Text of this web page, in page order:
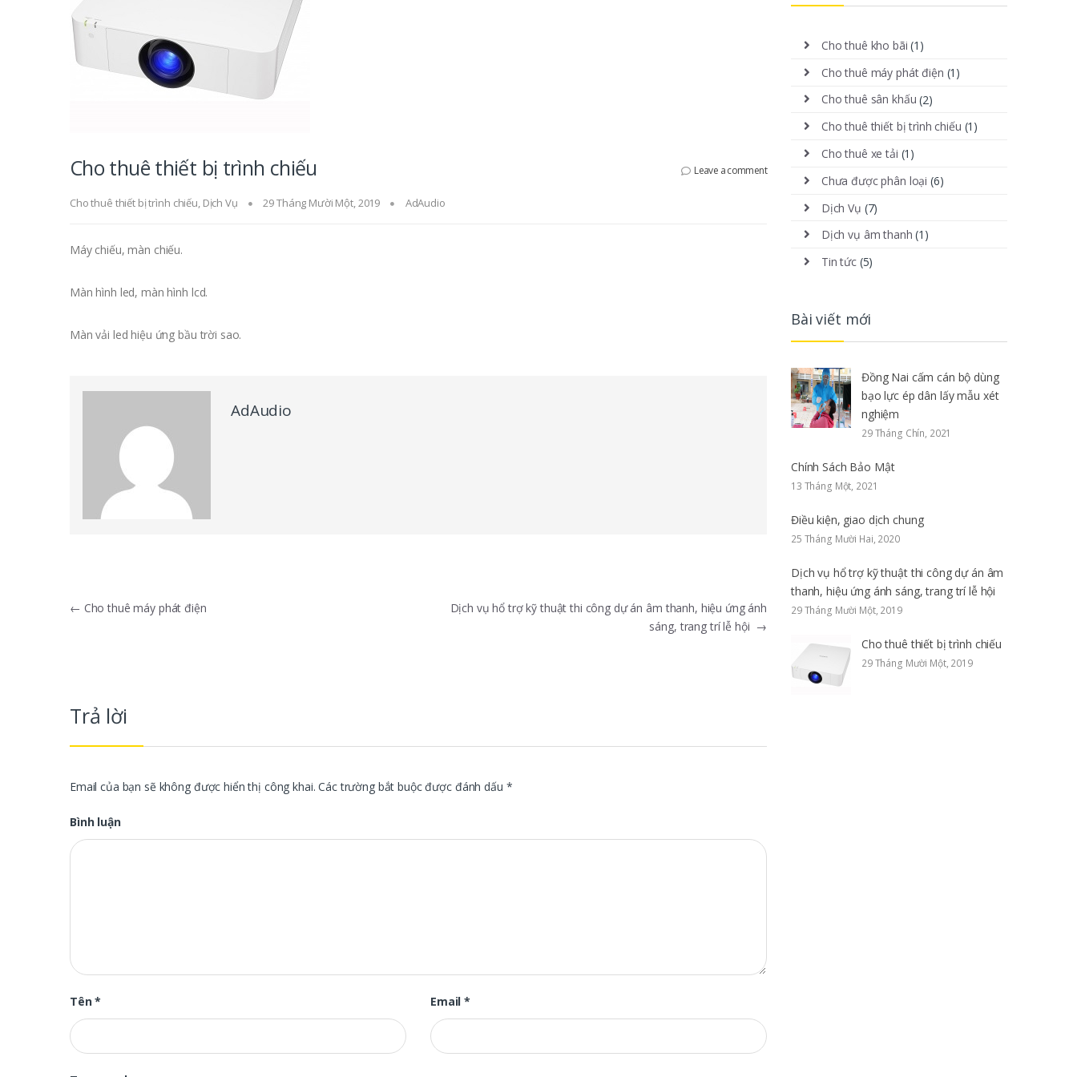
Cho thuê thiết bị trình chiếu Leave a comment
Cho thuê thiết bị trình chiếu, Dịch Vụ 29 Tháng Mười Một, 2019 AdAudio
Máy chiếu, màn chiếu.
Màn hình led, màn hình lcd.
Màn vải led hiệu ứng bầu trời sao.
AdAudio
Điều hướng bài viết
← Cho thuê máy phát điện
Dịch vụ hổ trợ kỹ thuật thi công dự án âm thanh, hiệu ứng ánh
sáng, trang trí lễ hội →
Trả lời
Email của bạn sẽ không được hiển thị công khai. Các trường bắt buộc được đánh dấu *
Bình luận
Tên* Email*
Cho thuê kho bãi (1)
Cho thuê máy phát điện (1)
Cho thuê sân khấu (2)
Cho thuê thiết bị trình chiếu (1)
Cho thuê xe tải (1)
Chưa được phân loại (6)
Dịch Vụ (7)
Dịch vụ âm thanh (1)
Tin tức(5)
Bài viết mới
Đồng Nai cấm cán bộ dùng
bạo lực ép dân lấy mẫu xét
nghiệm
29 Tháng Chín, 2021
Chính Sách Bảo Mật
13 Tháng Một, 2021
Điều kiện, giao dịch chung
25 Tháng Mười Hai, 2020
Dịch vụ hổ trợ kỹ thuật thi công dự án âm
thanh, hiệu ứng ánh sáng, trang trí lễ hội
29 Tháng Mười Một, 2019
Cho thuê thiết bị trình chiếu
29 Tháng Mười Một, 2019